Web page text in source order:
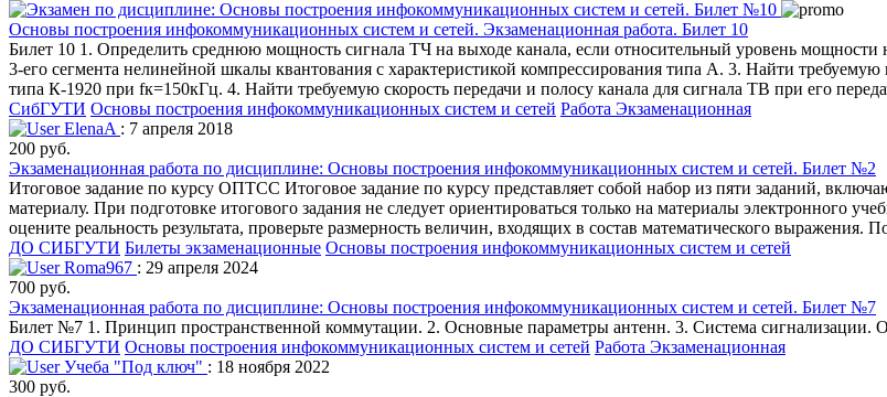
Основы построения инфокоммуникационных систем и сетей. Экзаменационная работа. Билет 10
Билет 10 1. Определить среднюю мощность сигнала ТЧ на выходе канала, если относительный уровень
3-его сегмента нелинейной шкалы квантования с характеристикой компрессирования типа А. 3. Найти
типа К-1920 при fк=150кГц. 4. Найти требуемую скорость передачи и полосу канала для сигнала ТВ при его
СибГУТИ Основы построения инфокоммуникационных систем и сетей Работа Экзаменационная
ElenaA : 7 апреля 2018
200 руб.
Экзаменационная работа по дисциплине: Основы построения инфокоммуникационных систем и сетей. Билет №2
Итоговое задание по курсу ОПТСС Итоговое задание по курсу представляет собой набор из пяти заданий,
материалу. При подготовке итогового задания не следует ориентироваться только на материалы электронного
оцените реальность результата, проверьте размерность величин, входящих в состав математического выражения.
ДО СИБГУТИ Билеты экзаменационные Основы построения инфокоммуникационных систем и сетей
Roma967 : 29 апреля 2024
700 руб.
Экзаменационная работа по дисциплине: Основы построения инфокоммуникационных систем и сетей. Билет №7
Билет №7 1. Принцип пространственной коммутации. 2. Основные параметры антенн. 3. Система
ДО СИБГУТИ Основы построения инфокоммуникационных систем и сетей Работа Экзаменационная
Учеба "Под ключ" : 18 ноября 2022
300 руб.